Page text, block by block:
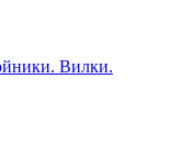
Вилки.